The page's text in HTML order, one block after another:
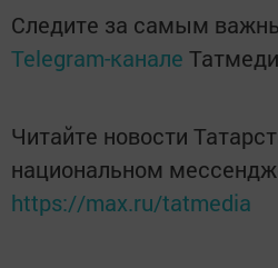
Следите за самым
Telegram-канале
Читайте новости
национальном
https://max.ru/tatmedia